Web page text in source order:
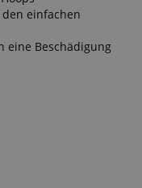
einfachen
eine Beschädigung